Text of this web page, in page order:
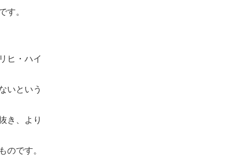
。
ヒ・ハイ
いという
き、より
です。